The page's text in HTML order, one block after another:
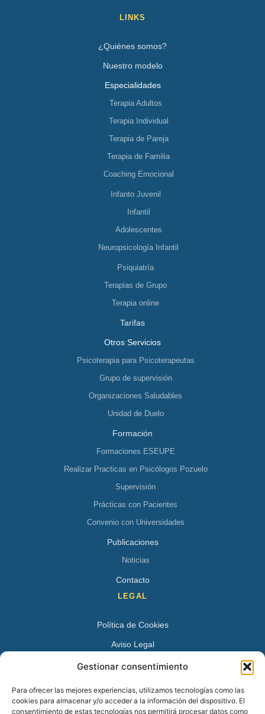
Gestionar consentimiento
Para ofrecer las mejores experiencias, utilizamos tecnologías como las
cookies para almacenar y/o acceder a la información del dispositivo. El
consentimiento de estas tecnologías nos permitirá procesar datos como
LINKS
¿Quiénes somos?
Nuestro modelo
Especialidades
Terapia Adultos
Terapia Individual
Terapia de Pareja
Terapia de Familia
Coaching Emocional
Infanto Juvenil
Infantil
Adolescentes
Neuropsicología Infantil
Psiquiatría
Terapias de Grupo
Terapia online
Tarifas
Otros Servicios
Psicoterapia para Psicoterapeutas
Grupo de supervisión
Organizaciones Saludables
Unidad de Duelo
Formación
Formaciones ESEUPE
Realizar Practicas en Psicólogos Pozuelo
Supervisión
Prácticas con Pacientes
Convenio con Universidades
Publicaciones
Noticias
Contacto
LEGAL
Política de Cookies
Aviso Legal
Política de Privacidad
Avenida Juan XXIII 15 B 28224 – Pozuelo de Alarcón,